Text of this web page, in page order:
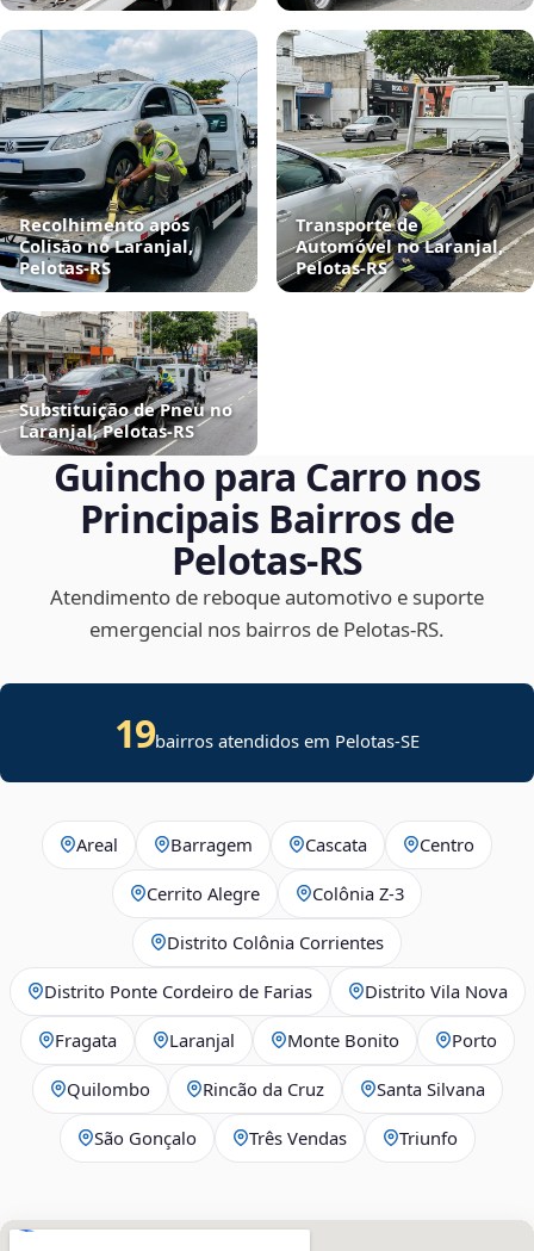
Recolhimento após
Colisão no Laranjal,
Pelotas‑RS
Transporte de
Automóvel no Laranjal,
Pelotas‑RS
Substituição de Pneu no
Laranjal, Pelotas‑RS
Guincho para Carro nos
Principais Bairros de
Pelotas‑RS
Atendimento de reboque automotivo e suporte
emergencial nos bairros de Pelotas‑RS.
19bairros atendidos em Pelotas-SE
Areal Barragem Cascata Centro
Cerrito Alegre Colônia Z-3
Distrito Colônia Corrientes
Distrito Ponte Cordeiro de Farias Distrito Vila Nova
Fragata Laranjal Monte Bonito Porto
Quilombo Rincão da Cruz Santa Silvana
São Gonçalo Três Vendas Triunfo